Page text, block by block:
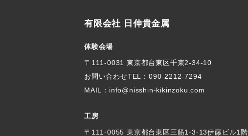
有限会社 日伸貴金属
体験会場
〒111-0031 東京都台東区千束2-34-10
お問い合わせTEL： 090-2212-7294
MAIL：info@nisshin-kikinzoku.com
工房
〒111-0055 東京都台東区三筋1-3-13伊藤ビル1階